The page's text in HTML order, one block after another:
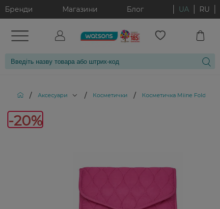
Бренди Магазини Блог UA RU
/ Аксесуари / Косметички / Косметичка Miine Foldable
-20%